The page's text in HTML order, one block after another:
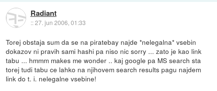
Radiant
::27. jun 2006, 01:33
Torej obstaja sum da se na piratebay najde *nelegalna* vsebin
dokazov ni pravih sami hashi pa niso nic sorry ... zato je kao link
tabu ... hmmm makes me wonder .. kaj google pa MS search sta
torej tudi tabu ce lahko na njihovem search results pagu najdem
link do t. i. nelegalne vsebine!